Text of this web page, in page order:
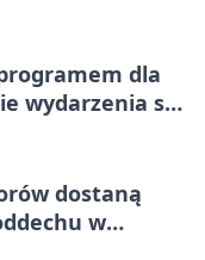
dla
wydarzenia są
dostaną
w